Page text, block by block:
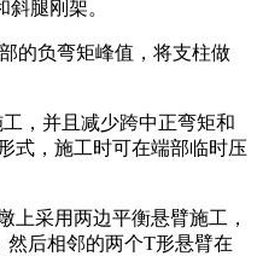
腿刚架。
的负弯矩峰值，将支柱做
，并且减少跨中正弯矩和
式，施工时可在端部临时压
上采用两边平衡悬臂施工，
后相邻的两个T形悬臂在